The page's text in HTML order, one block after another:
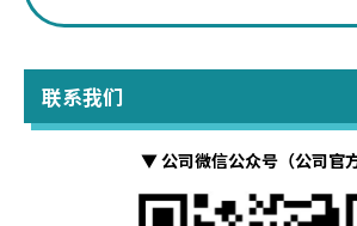
联系我们
▼ 公司微信公众号（公司官